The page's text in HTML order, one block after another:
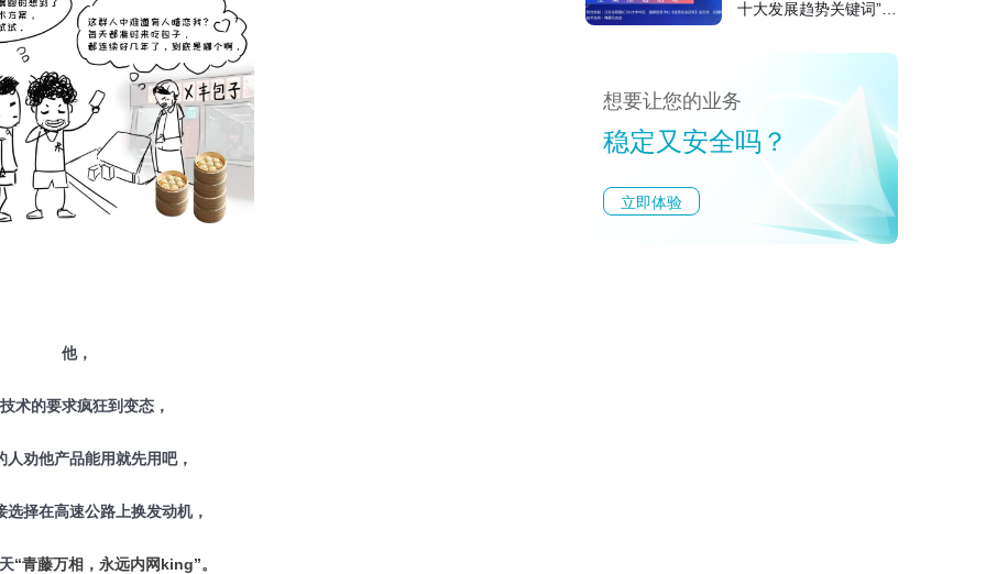
他，
术的要求疯狂到变态，
人劝他产品能用就先用吧，
选择在高速公路上换发动机，
“青藤万相，永远内网king”。
十大发展趋势关键词”征
想要让您的业务
稳定又安全吗？
立即体验